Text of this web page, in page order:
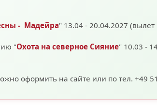
- Мадейра" 13.04 - 20.04.2027
"Охота на северное Сияние" 10.03 -
оформить на сайте или по тел. +49